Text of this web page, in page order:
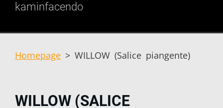
kaminfacendo
Homepage > WILLOW (Salice piangente)
WILLOW (SALICE